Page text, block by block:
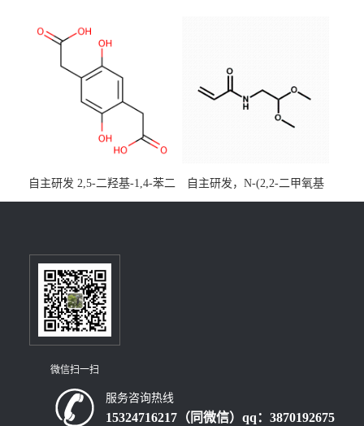
[3,2,1-de]蒽CAS号2648896-
装，实验室现货直发
自主研发 2,5-二羟基-1,4-苯二
乙酸CAS号5488-16-4；公斤
百公斤级可供应
自主研发，N-(2,2-二甲氧基
乙基)丙烯酰胺CAS号49707-
微信扫一扫
服务咨询热线
15324716217（同微信）qq：3870192675